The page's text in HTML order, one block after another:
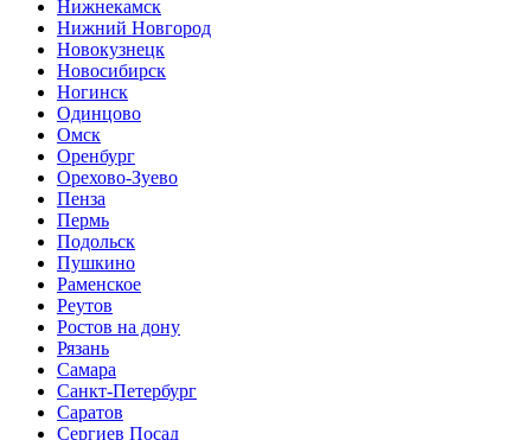
Нижнекамск
Нижний Новгород
Новокузнецк
Новосибирск
Ногинск
Одинцово
Омск
Оренбург
Орехово-Зуево
Пенза
Пермь
Подольск
Пушкино
Раменское
Реутов
Ростов на дону
Рязань
Самара
Санкт-Петербург
Саратов
Сергиев Посад